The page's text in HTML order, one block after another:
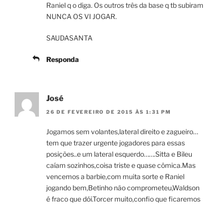
Raniel q o diga. Os outros três da base q tb subiram
NUNCA OS VI JOGAR.
SAUDASANTA
Responda
José
26 DE FEVEREIRO DE 2015 ÀS 1:31 PM
Jogamos sem volantes,lateral direito e zagueiro…
tem que trazer urgente jogadores para essas
posições..e um lateral esquerdo…….Sitta e Bileu
caíam sozinhos,coisa triste e quase cômica.Mas
vencemos a barbie,com muita sorte e Raniel
jogando bem,Betinho não comprometeu,Waldson
é fraco que dói.Torcer muito,confio que ficaremos